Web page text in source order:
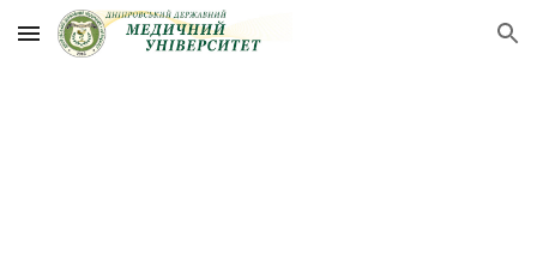
Skip to main content Skip to navigation